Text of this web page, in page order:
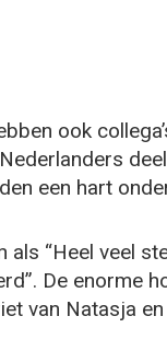
ook
een hart
“Heel veel
De enorme
van Natasja